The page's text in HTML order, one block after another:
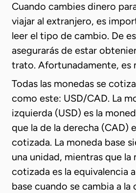
Cuando cambies dinero
viajar al extranjero, es
leer el tipo de cambio. De
asegurarás de estar
trato. Afortunadamente, es
Todas las monedas se
como este: USD/CAD. La
izquierda (USD) es la
que la de la derecha (CAD)
cotizada. La moneda base
una unidad, mientras que la
cotizada es la equivalencia
base cuando se cambia a la